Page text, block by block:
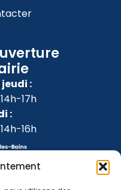
:
17h
:
16h